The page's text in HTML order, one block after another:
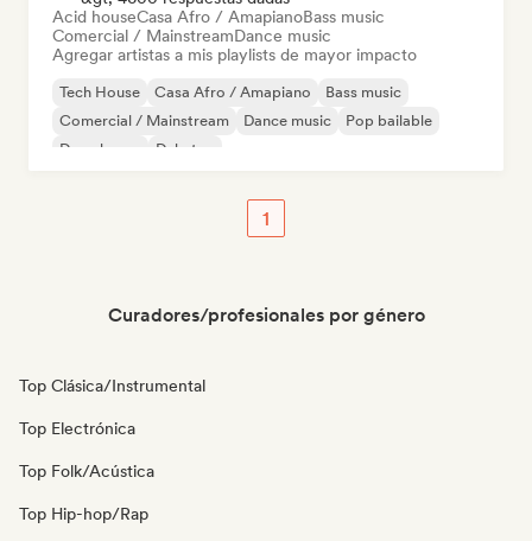
Acid houseCasa Afro / AmapianoBass music
Comercial / MainstreamDance music
Agregar artistas a mis playlists de mayor impacto
Tech House Casa Afro / Amapiano
Bass music
Comercial / Mainstream
Dance music
Pop bailable
Deep house
Dubstep
1
Curadores/profesionales por género
Top Clásica/Instrumental
Top Electrónica
Top Folk/Acústica
Top Hip-hop/Rap